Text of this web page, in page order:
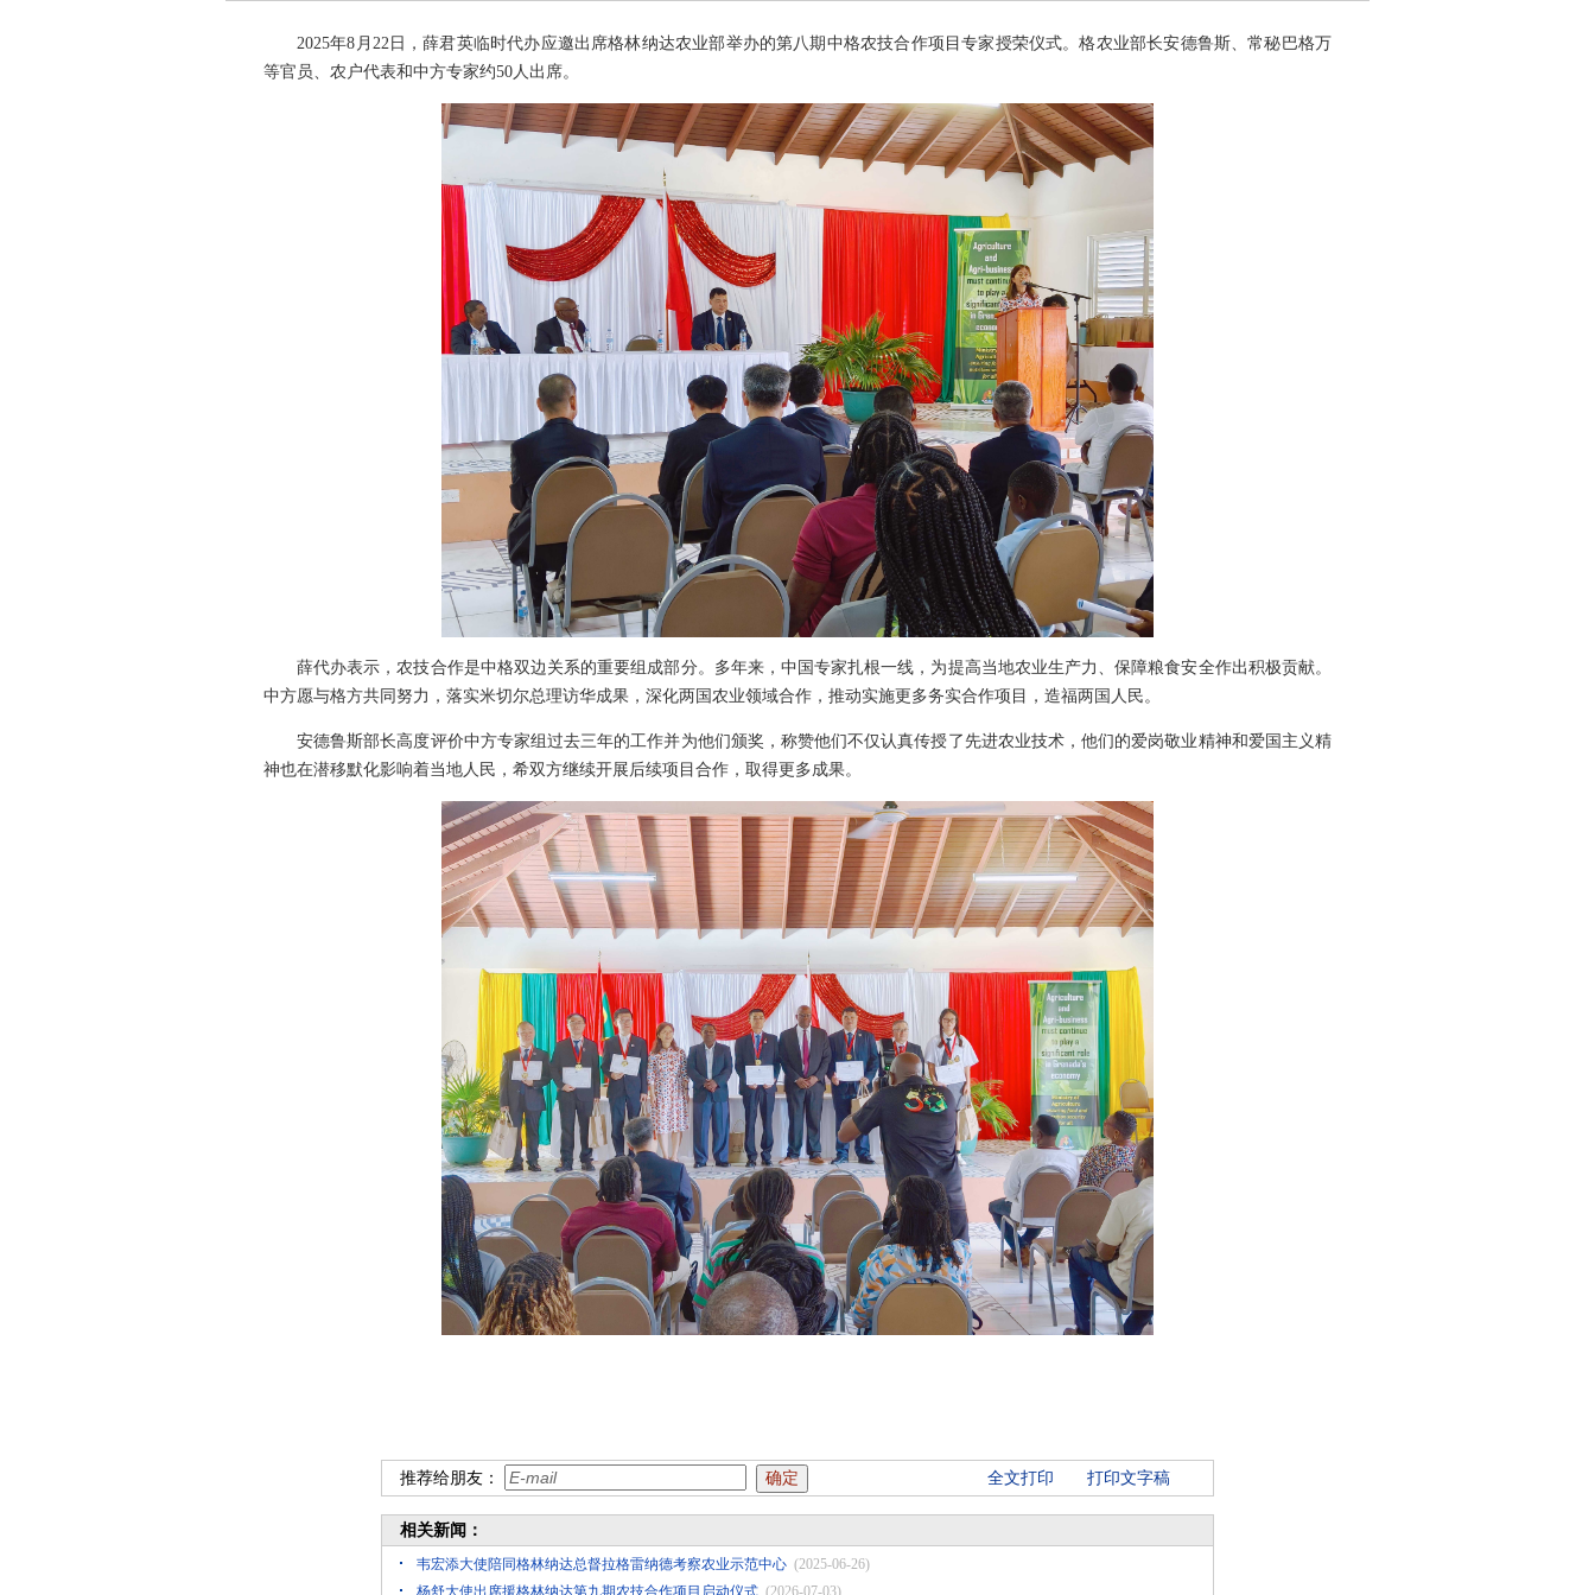
2025年8月22日，薛君英临时代办应邀出席格林纳达农业部举办的第八期中格农技合作项目专家授荣仪式。格农业部长安德鲁斯、常秘巴格万
等官员、农户代表和中方专家约50人出席。
薛代办表示，农技合作是中格双边关系的重要组成部分。多年来，中国专家扎根一线，为提高当地农业生产力、保障粮食安全作出积极贡献。
中方愿与格方共同努力，落实米切尔总理访华成果，深化两国农业领域合作，推动实施更多务实合作项目，造福两国人民。
安德鲁斯部长高度评价中方专家组过去三年的工作并为他们颁奖，称赞他们不仅认真传授了先进农业技术，他们的爱岗敬业精神和爱国主义精
神也在潜移默化影响着当地人民，希双方继续开展后续项目合作，取得更多成果。
推荐给朋友： 全文打印 打印文字稿
相关新闻：
韦宏添大使陪同格林纳达总督拉格雷纳德考察农业示范中心 (2025-06-26)
杨舒大使出席援格林纳达第九期农技合作项目启动仪式 (2026-07-03)